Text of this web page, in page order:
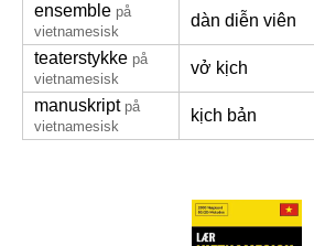
ensemble på
vietnamesisk
dàn diễn viên
teaterstykke på
vietnamesisk
vở kịch
manuskript på
vietnamesisk
kịch bản